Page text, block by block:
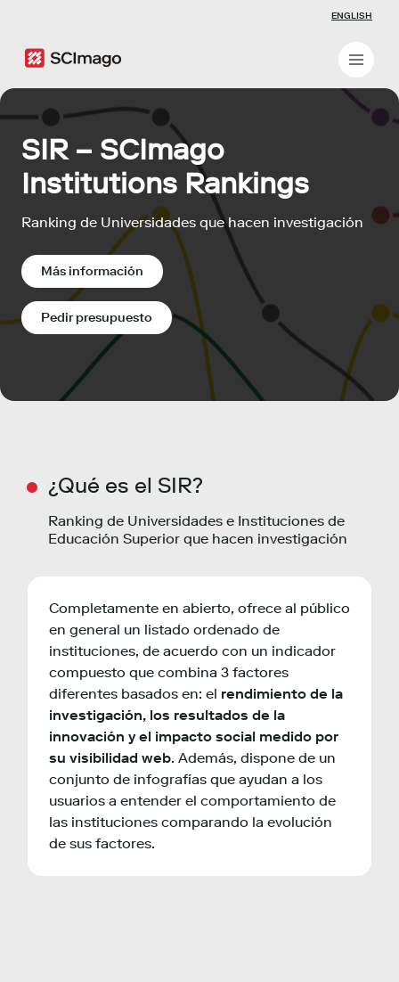
ENGLISH
SIR – SCImago
Institutions Rankings
Ranking de Universidades que hacen investigación
Más información
Pedir presupuesto
¿Qué es el SIR?
Ranking de Universidades e Instituciones de
Educación Superior que hacen investigación
Completamente en abierto, ofrece al público
en general un listado ordenado de
instituciones, de acuerdo con un indicador
compuesto que combina 3 factores
diferentes basados en: el rendimiento de la
investigación, los resultados de la
innovación y el impacto social medido por
su visibilidad web. Además, dispone de un
conjunto de infografías que ayudan a los
usuarios a entender el comportamiento de
las instituciones comparando la evolución
de sus factores.